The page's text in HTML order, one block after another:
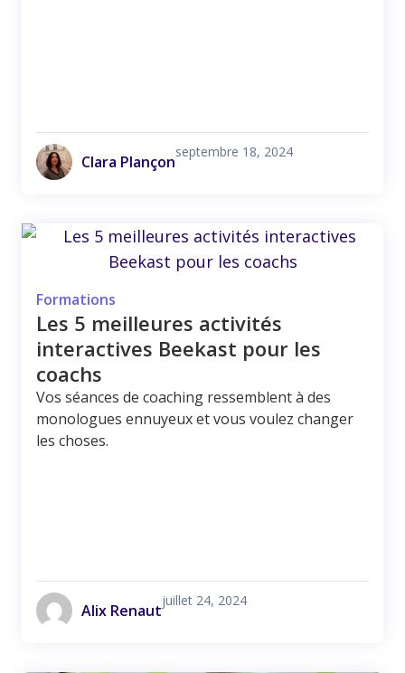
Clara Plançon
septembre 18, 2024
Formations
Les 5 meilleures activités
interactives Beekast pour les
coachs
Vos séances de coaching ressemblent à des
monologues ennuyeux et vous voulez changer
les choses.
Alix Renaut
juillet 24, 2024